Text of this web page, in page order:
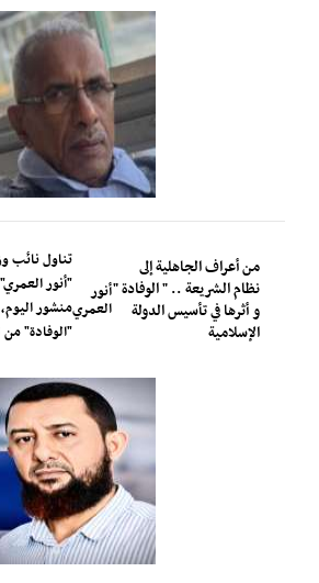
من أعراف الجاهلية إلى
نظام الشريعة .. " الوفادة "
و أثرها في تأسيس الدولة
الإسلامية
أنور
العمري
تناول نائب
"أنور
منشور
"الوفادة"